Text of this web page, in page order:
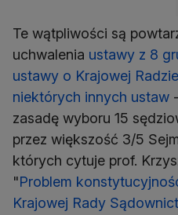
Te wątpliwości są
uchwalenia ustawy z 8
ustawy o Krajowej
niektórych innych ustaw
zasadę wyboru 15
przez większość 3/5
których cytuje prof.
"Problem
Krajowej Rady